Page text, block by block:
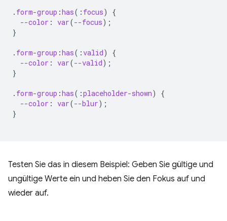
. form-group :has( : focus)
{
--color : var(--focus);
}
. form-group :has( :valid)
{
--color : var(--valid);
}
. form-group :has( :placeholder-shown)
{
--color : var(--blur);
}
Testen Sie das in diesem Beispiel: Geben Sie gültige und
ungültige Werte ein und heben Sie den Fokus auf und
wieder auf.